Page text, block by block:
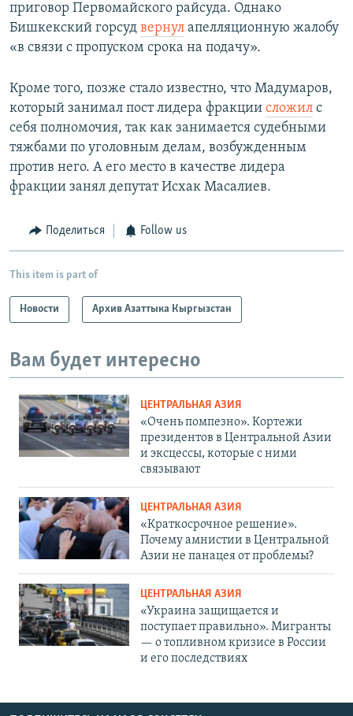
приговор Первомайского райсуда. Однако
Бишкекский горсуд вернул апелляционную жалобу
«в связи с пропуском срока на подачу».
Кроме того, позже стало известно, что Мадумаров,
который занимал пост лидера фракции сложил с
себя полномочия, так как занимается судебными
тяжбами по уголовным делам, возбужденным
против него. А его место в качестве лидера
фракции занял депутат Исхак Масалиев.
Поделиться Follow us
This item is part of
Новости Архив Азаттыка Кыргызстан
Вам будет интересно
ЦЕНТРАЛЬНАЯ АЗИЯ
«Очень помпезно». Кортежи
президентов в Центральной Азии
и эксцессы, которые с ними
связывают
ЦЕНТРАЛЬНАЯ АЗИЯ
«Краткосрочное решение».
Почему амнистии в Центральной
Азии не панацея от проблемы?
ЦЕНТРАЛЬНАЯ АЗИЯ
«Украина защищается и
поступает правильно». Мигранты
— о топливном кризисе в России
и его последствиях